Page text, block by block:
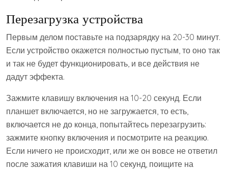
Перезагрузка устройства
Первым делом поставьте на подзарядку на 20-30 минут.
Если устройство окажется полностью пустым, то оно так
и так не будет функционировать, и все действия не
дадут эффекта.
Зажмите клавишу включения на 10-20 секунд. Если
планшет включается, но не загружается, то есть,
включается не до конца, попытайтесь перезагрузить:
зажмите кнопку включения и посмотрите на реакцию.
Если ничего не происходит, или же он вовсе не ответил
после зажатия клавиши на 10 секунд, поищите на